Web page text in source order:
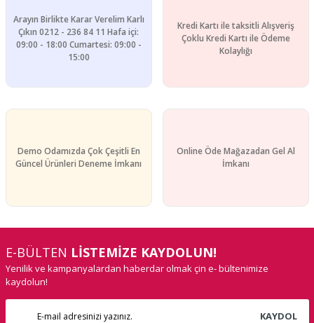
Arayın Birlikte Karar Verelim Karlı
Çıkın 0212 - 236 84 11 Hafa içi:
09:00 - 18:00 Cumartesi: 09:00 -
15:00
Kredi Kartı ile taksitli Alışveriş
Çoklu Kredi Kartı ile Ödeme
Kolaylığı
Demo Odamızda Çok Çeşitli En
Güncel Ürünleri Deneme İmkanı
Online Öde Mağazadan Gel Al
İmkanı
E-BÜLTEN LİSTEMİZE KAYDOLUN!
Yenilik ve kampanyalardan haberdar olmak çin e- bültenimize
kaydolun!
KAYDOL